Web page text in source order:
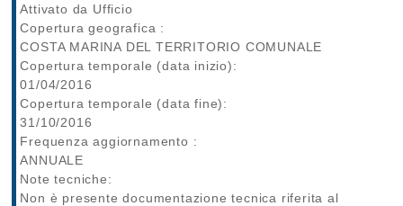
Attivato da Ufficio
Copertura geografica :
COSTA MARINA DEL TERRITORIO COMUNALE
Copertura temporale (data inizio):
01/04/2016
Copertura temporale (data fine):
31/10/2016
Frequenza aggiornamento :
ANNUALE
Note tecniche:
Non è presente documentazione tecnica riferita al